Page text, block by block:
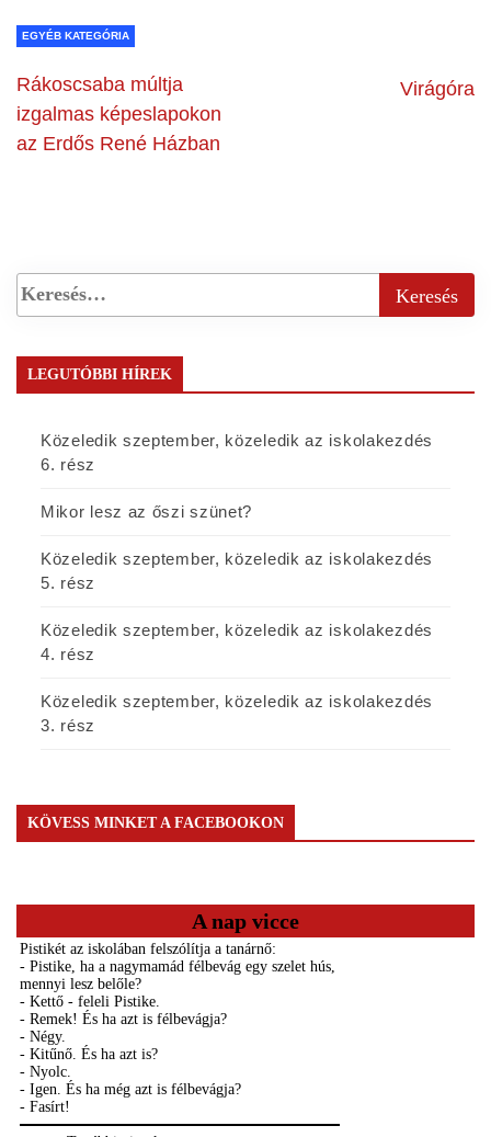
EGYÉB KATEGÓRIA
Rákoscsaba múltja
izgalmas képeslapokon
az Erdős René Házban
Virágóra
LEGUTÓBBI HÍREK
Közeledik szeptember, közeledik az iskolakezdés
6. rész
Mikor lesz az őszi szünet?
Közeledik szeptember, közeledik az iskolakezdés
5. rész
Közeledik szeptember, közeledik az iskolakezdés
4. rész
Közeledik szeptember, közeledik az iskolakezdés
3. rész
KÖVESS MINKET A FACEBOOKON
A nap vicce